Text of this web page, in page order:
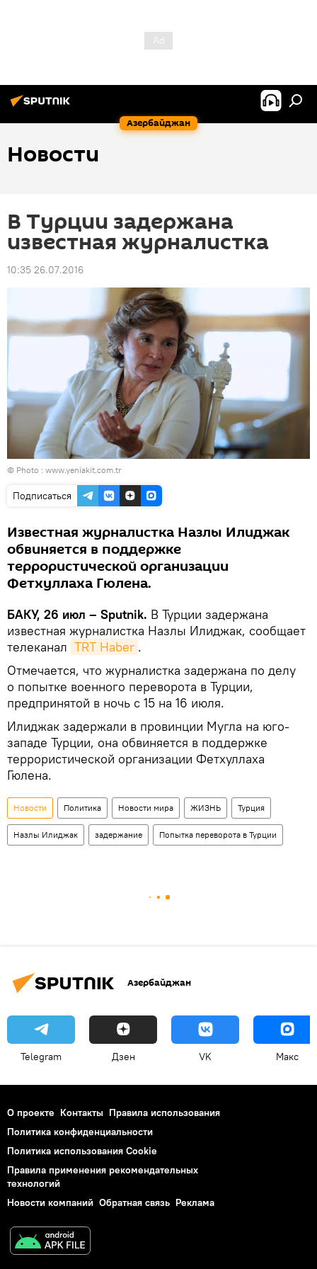
Азербайджан
Новости
В Турции задержана
известная журналистка
10:35 26.07.2016
© Photo : www.yeniakit.com.tr
Подписаться
Известная журналистка Назлы Илиджак
обвиняется в поддержке
террористической организации
Фетхуллаха Гюлена.
БАКУ, 26 июл – Sputnik. В Турции задержана
известная журналистка Назлы Илиджак, сообщает
телеканал TRT Haber .
Отмечается, что журналистка задержана по делу
о попытке военного переворота в Турции,
предпринятой в ночь с 15 на 16 июля.
Илиджак задержали в провинции Мугла на юго-
западе Турции, она обвиняется в поддержке
террористической организации Фетхуллаха
Гюлена.
Новости Политика Новости мира ЖИЗНЬ Турция
Назлы Илиджак задержание Попытка переворота в Турции
Азербайджан
Telegram Дзен VK Макс
О проекте Контакты Правила использования
Политика конфиденциальности
Политика использования Cookie
Правила применения рекомендательных
технологий
Новости компаний Обратная связь Реклама